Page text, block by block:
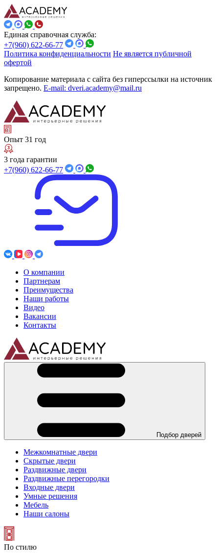
Единая справочная служба:
+7(960) 622-66-77
Политика конфиденциальности Не является публичной
офертой
Копирование материала с сайта без гиперссылки на источник
запрещено. E-mail: dveri.academy@mail.ru
Опыт 31 год
3 года гарантии
+7(960) 622-66-77
О компании
Партнерам
Преимущества
Наши работы
Видео
Вакансии
Контакты
Подбор дверей
Межкомнатные двери
Скрытые двери
Раздвижные двери
Раздвижные перегородки
Входные двери
Умные решения
Мебель
Наши салоны
По стилю